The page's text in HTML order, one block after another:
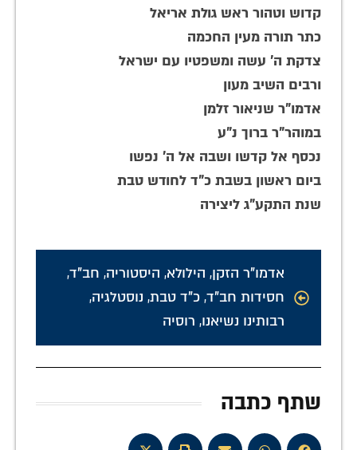
קדוש וטהור ראש גולת אריאל
כתר תורה מעין החכמה
צדקת ה' עשה ומשפטיו עם ישראל
ורבים השיב מעון
אדמו"ר שניאור זלמן
במוהר"ר ברוך נ"ע
נכסף אל קדשו ושבה אל ה' נפשו
ביום ראשון בשבת כ"ד לחודש טבת
שנת התקע"ג ליצירה
אדמו"ר הזקן, הילולא, היסטוריה, חב"ד,
חסידות חב"ד, כ"ד טבת, נוסטלגיה,
רבותינו נשיאנו, רוסיה
שתף כתבה